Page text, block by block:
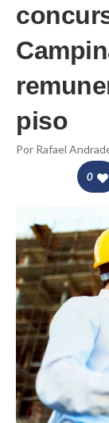
piso
Por Rafael
0